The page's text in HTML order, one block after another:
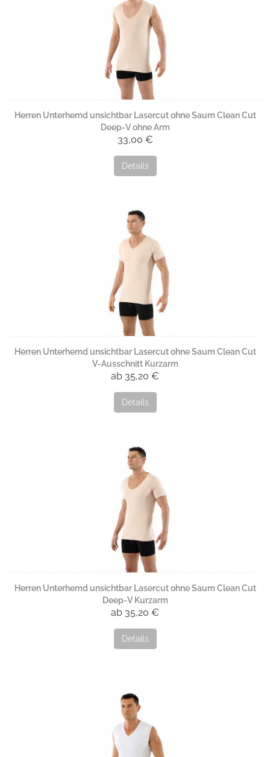
Herren Unterhemd unsichtbar Lasercut ohne Saum Clean Cut
Deep-V ohne Arm
33,00 €
Details
Herren Unterhemd unsichtbar Lasercut ohne Saum Clean Cut
V-Ausschnitt Kurzarm
ab 35,20 €
Details
Herren Unterhemd unsichtbar Lasercut ohne Saum Clean Cut
Deep-V Kurzarm
ab 35,20 €
Details